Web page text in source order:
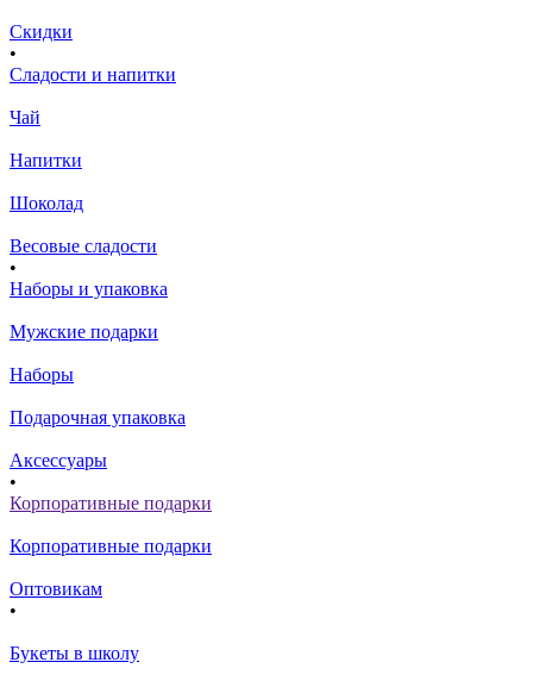
Скидки
•
Сладости и напитки
Чай
Напитки
Шоколад
Весовые сладости
•
Наборы и упаковка
Мужские подарки
Наборы
Подарочная упаковка
Аксессуары
•
Корпоративные подарки
Корпоративные подарки
Оптовикам
•
Букеты в школу